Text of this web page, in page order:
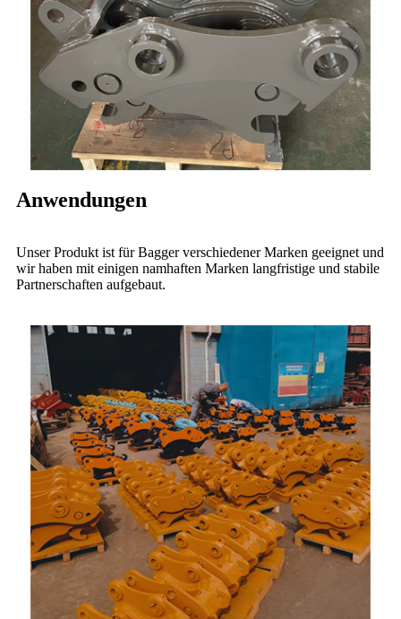
Anwendungen
Unser Produkt ist für Bagger verschiedener Marken geeignet und
wir haben mit einigen namhaften Marken langfristige und stabile
Partnerschaften aufgebaut.